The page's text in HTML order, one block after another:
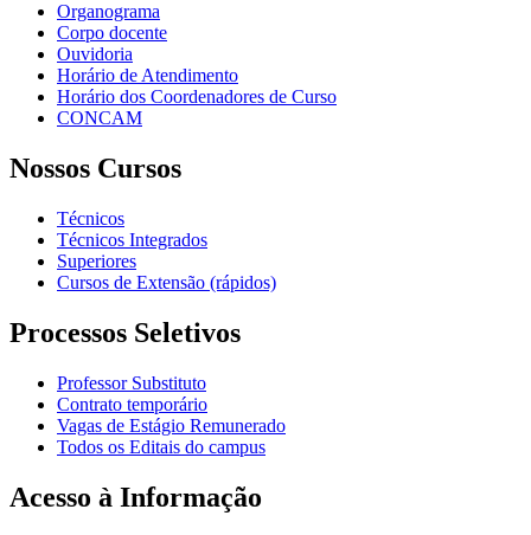
Organograma
Corpo docente
Ouvidoria
Horário de Atendimento
Horário dos Coordenadores de Curso
CONCAM
Nossos Cursos
Técnicos
Técnicos Integrados
Superiores
Cursos de Extensão (rápidos)
Processos Seletivos
Professor Substituto
Contrato temporário
Vagas de Estágio Remunerado
Todos os Editais do campus
Acesso à Informação